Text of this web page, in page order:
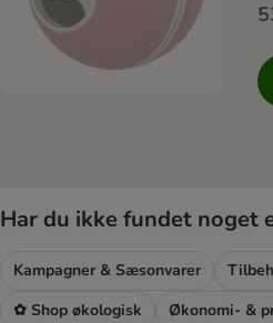
Har du ikke fundet noget
Kampagner & Sæsonvarer
✿ Shop økologisk
Økonomi- &